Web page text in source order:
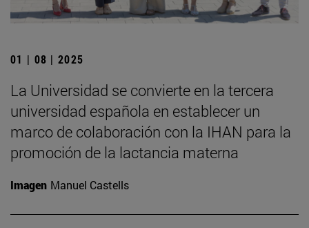
01 | 08 | 2025
La Universidad se convierte en la tercera
universidad española en establecer un
marco de colaboración con la IHAN para la
promoción de la lactancia materna
Imagen Manuel Castells